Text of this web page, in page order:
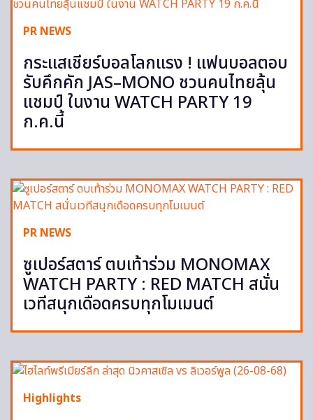
PR NEWS
กระแสเชียร์บอลโลกแรง ! แฟนบอลตอบ
รับคึกคัก JAS–MONO ชวนคนไทยลุ้น
แชมป์ ในงาน WATCH PARTY 19
ก.ค.นี้
PR NEWS
ซูเปอร์สตาร์ ตบเท้าร่วม MONOMAX
WATCH PARTY : RED MATCH สนั่น
เวทีสนุกเดือดครบทุกโมเมนต์
Highlights